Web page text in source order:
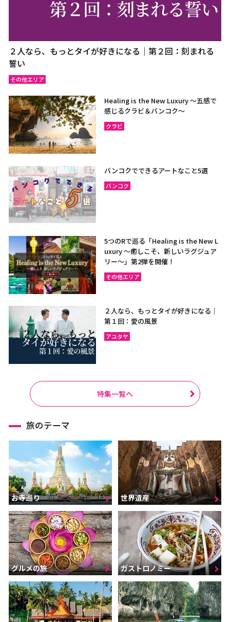
２人なら、もっとタイが好きになる｜第２回：刻まれる
誓い
その他エリア
Healing is the New Luxury ～五感で
感じるクラビ＆バンコク～
クラビ
バンコクでできるアートなこと5選
バンコク
5つのRで巡る「Healing is the New L
uxury ～癒しこそ、新しいラグジュア
リー〜」第2弾を開催！
その他エリア
２人なら、もっとタイが好きになる｜
第１回：愛の風景
アユタヤ
特集一覧へ
旅のテーマ
お寺巡り 世界遺産
グルメの旅 ガストロノミー